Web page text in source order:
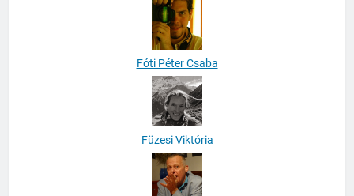
Fóti Péter Csaba
Füzesi Viktória